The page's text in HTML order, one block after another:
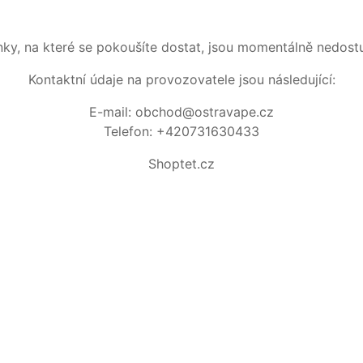
na které se pokoušíte dostat, jsou momentálně
Kontaktní údaje na provozovatele jsou následující:
E-mail: obchod@ostravape.cz
Telefon: +420731630433
Shoptet.cz